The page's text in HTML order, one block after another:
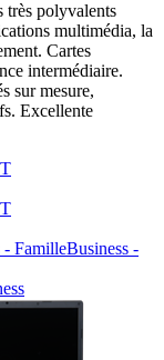
très polyvalents
multimédia, la
Cartes
intermédiaire.
sur mesure,
Excellente
Business -